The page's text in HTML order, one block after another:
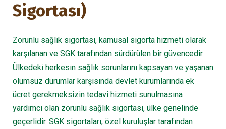
Sigortası)
Zorunlu sağlık sigortası, kamusal sigorta hizmeti olarak
karşılanan ve SGK tarafından sürdürülen bir güvencedir.
Ülkedeki herkesin sağlık sorunlarını kapsayan ve yaşanan
olumsuz durumlar karşısında devlet kurumlarında ek
ücret gerekmeksizin tedavi hizmeti sunulmasına
yardımcı olan zorunlu sağlık sigortası, ülke genelinde
geçerlidir. SGK sigortaları, özel kuruluşlar tarafından